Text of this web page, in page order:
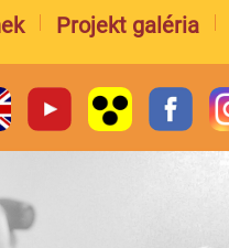
Projekt galéria